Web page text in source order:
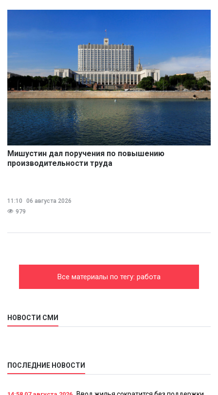
Мишустин дал поручения по повышению
производительности труда
11:10
06 августа 2026
979
Все материалы по тегу: работа
НОВОСТИ СМИ
ПОСЛЕДНИЕ НОВОСТИ